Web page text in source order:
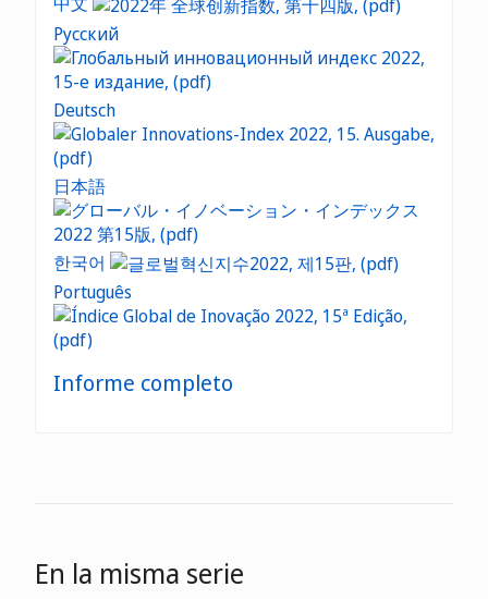
Русский
Deutsch
日本語
한국어
Português
Informe completo
En la misma serie